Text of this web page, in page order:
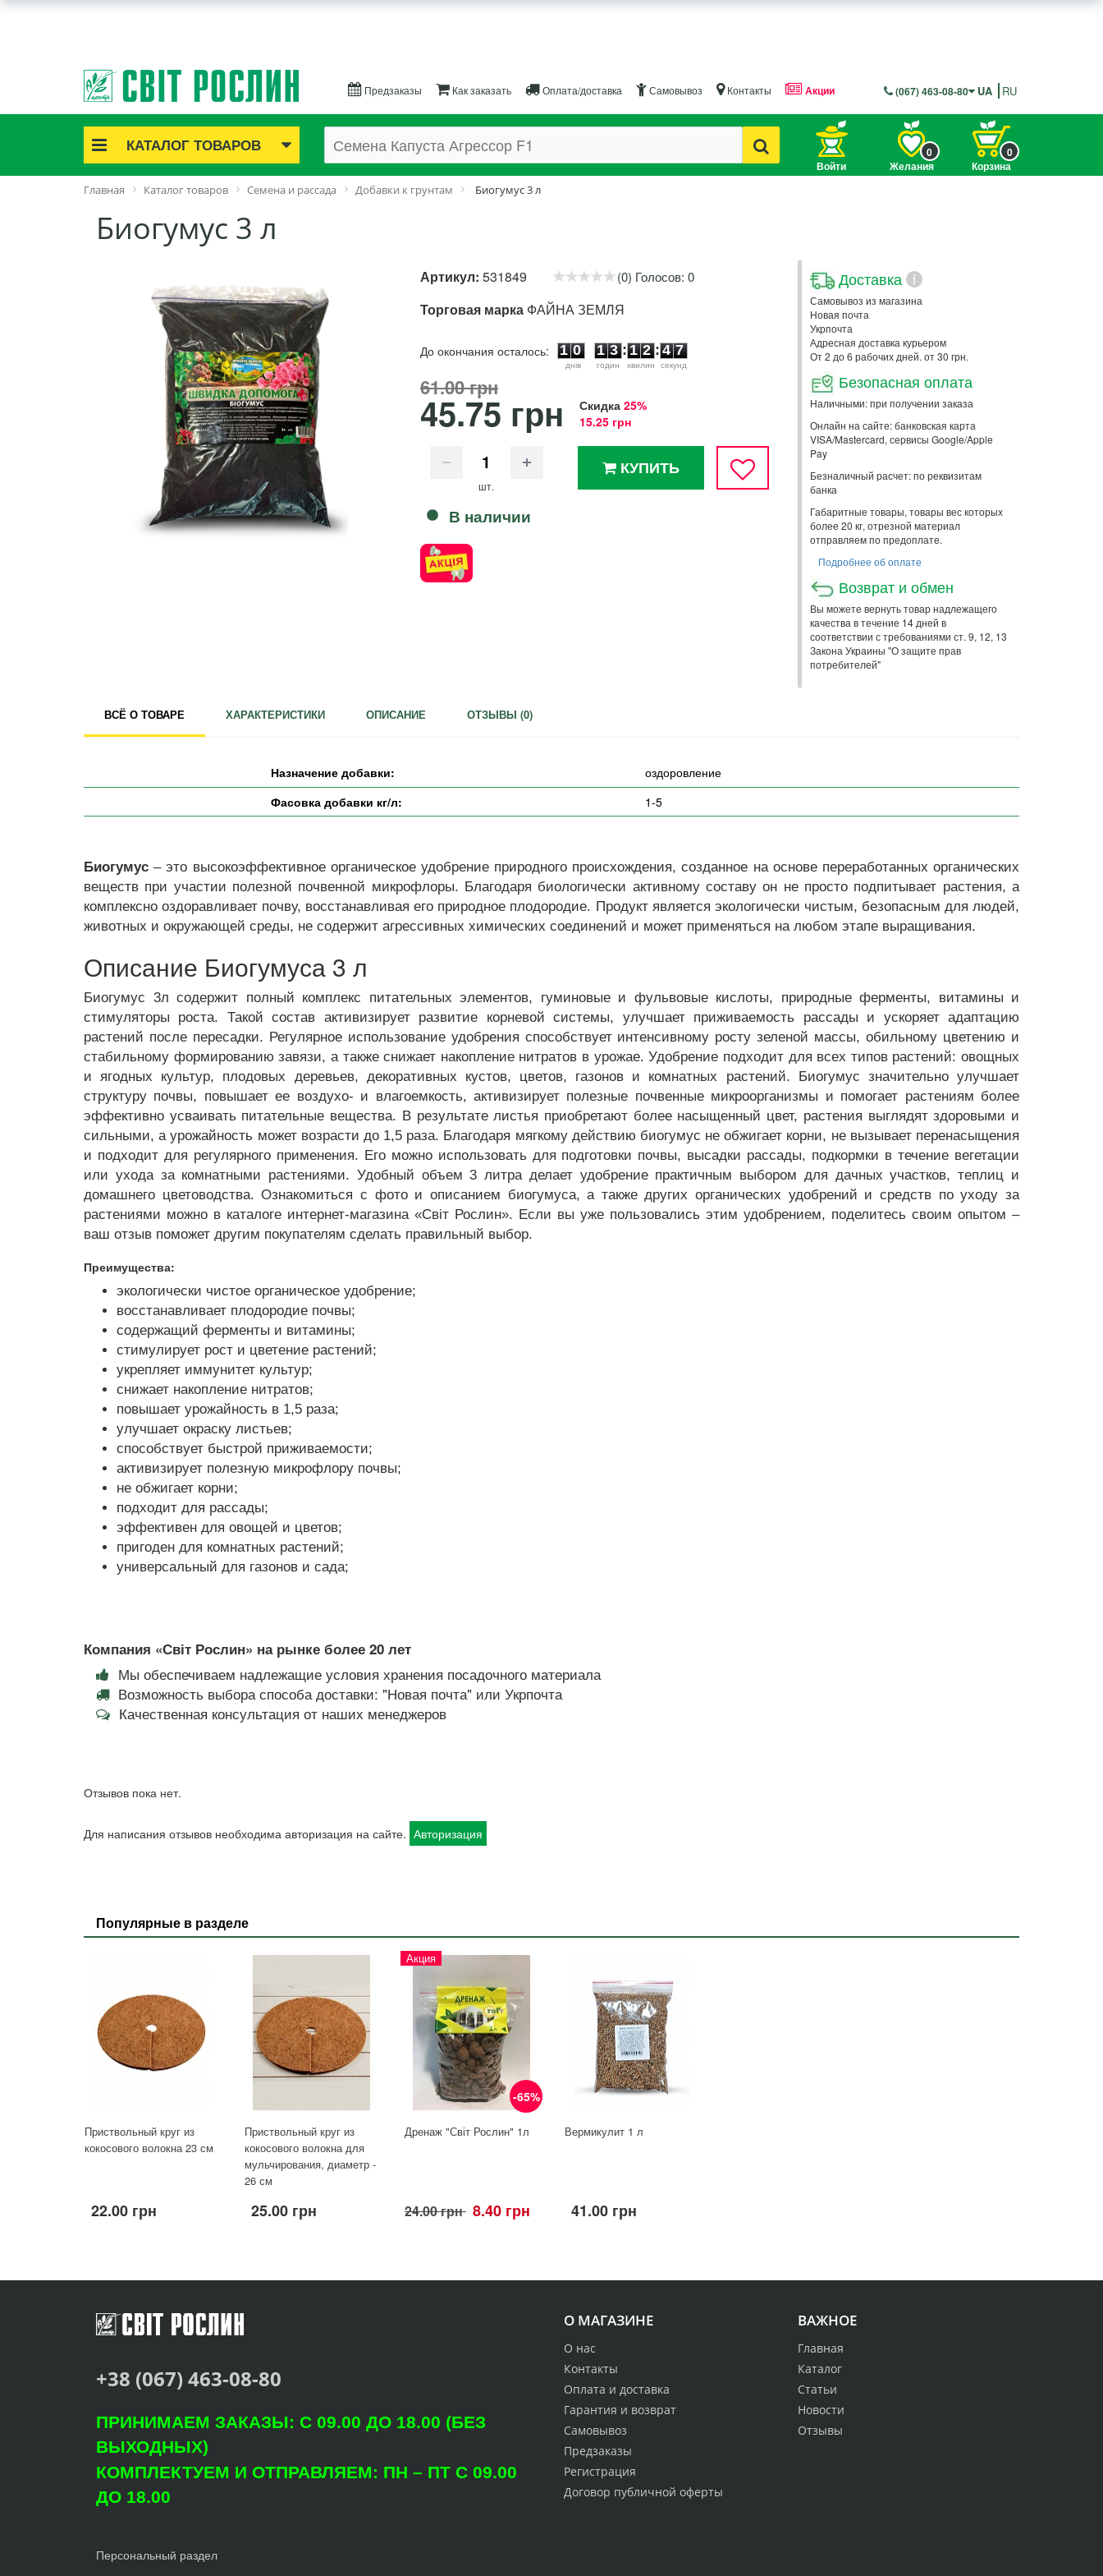
Предзаказы Как заказать Оплата/доставка Самовывоз Контакты Акции (067) 463-08-80 UA RU
КАТАЛОГ ТОВАРОВ
Акционные товары
Саженцы роз
Саженцы плодово-ягодные
Семенной картофель
Семена и рассада
Саженцы декоративные
Средства защиты растений
Для комнатных растений
Для ландшафтного дизайна
Инструменты и инвентарь
Виноделие
Пчеловодство
Садовые фигуры
Войти Желания
0
Корзина
0
Главная Каталог товаров Семена и рассада Добавки к грунтам Биогумус 3 л
Биогумус 3 л
Артикул: 531849 (0) Голосов: 0
Торговая марка ФАЙНА ЗЕМЛЯ
До окончания осталось:
1 0
днiв
1 3
годин
: 1 2
хвилин
: 4 7
секунд
61.00 грн
45.75 грн Скидка 25%
15.25 грн
шт.
КУПИТЬ
В наличии
Доставка i
Самовывоз из магазина
Новая почта
Укрпочта
Адресная доставка курьером
От 2 до 6 рабочих дней. от 30 грн.
Безопасная оплата
Наличными: при получении заказа
Онлайн на сайте: банковская карта
VISA/Mastercard, сервисы Google/Apple
Pay
Безналичный расчет: по реквизитам
банка
Габаритные товары, товары вес которых
более 20 кг, отрезной материал
отправляем по предоплате.
Подробнее об оплате
Возврат и обмен
Вы можете вернуть товар надлежащего
качества в течение 14 дней в
соответствии с требованиями ст. 9, 12, 13
Закона Украины "О защите прав
потребителей"
ВСЁ О ТОВАРЕ ХАРАКТЕРИСТИКИ ОПИСАНИЕ ОТЗЫВЫ (0)
Назначение добавки:
оздоровление
Фасовка добавки кг/л:
1-5
Биогумус – это высокоэффективное органическое удобрение природного происхождения, созданное на основе переработанных органических
веществ при участии полезной почвенной микрофлоры. Благодаря биологически активному составу он не просто подпитывает растения, а
комплексно оздоравливает почву, восстанавливая его природное плодородие. Продукт является экологически чистым, безопасным для людей,
животных и окружающей среды, не содержит агрессивных химических соединений и может применяться на любом этапе выращивания.
Описание Биогумуса 3 л
Биогумус 3л содержит полный комплекс питательных элементов, гуминовые и фульвовые кислоты, природные ферменты, витамины и
стимуляторы роста. Такой состав активизирует развитие корневой системы, улучшает приживаемость рассады и ускоряет адаптацию
растений после пересадки. Регулярное использование удобрения способствует интенсивному росту зеленой массы, обильному цветению и
стабильному формированию завязи, а также снижает накопление нитратов в урожае. Удобрение подходит для всех типов растений: овощных
и ягодных культур, плодовых деревьев, декоративных кустов, цветов, газонов и комнатных растений. Биогумус значительно улучшает
структуру почвы, повышает ее воздухо- и влагоемкость, активизирует полезные почвенные микроорганизмы и помогает растениям более
эффективно усваивать питательные вещества. В результате листья приобретают более насыщенный цвет, растения выглядят здоровыми и
сильными, а урожайность может возрасти до 1,5 раза. Благодаря мягкому действию биогумус не обжигает корни, не вызывает перенасыщения
и подходит для регулярного применения. Его можно использовать для подготовки почвы, высадки рассады, подкормки в течение вегетации
или ухода за комнатными растениями. Удобный объем 3 литра делает удобрение практичным выбором для дачных участков, теплиц и
домашнего цветоводства. Ознакомиться с фото и описанием биогумуса, а также других органических удобрений и средств по уходу за
растениями можно в каталоге интернет-магазина «Світ Рослин». Если вы уже пользовались этим удобрением, поделитесь своим опытом –
ваш отзыв поможет другим покупателям сделать правильный выбор.
Преимущества:
экологически чистое органическое удобрение;
восстанавливает плодородие почвы;
содержащий ферменты и витамины;
стимулирует рост и цветение растений;
укрепляет иммунитет культур;
снижает накопление нитратов;
повышает урожайность в 1,5 раза;
улучшает окраску листьев;
способствует быстрой приживаемости;
активизирует полезную микрофлору почвы;
не обжигает корни;
подходит для рассады;
эффективен для овощей и цветов;
пригоден для комнатных растений;
универсальный для газонов и сада;
Компания «Світ Рослин» на рынке более 20 лет
Мы обеспечиваем надлежащие условия хранения посадочного материала
Возможность выбора способа доставки: "Новая почта" или Укрпочта
Качественная консультация от наших менеджеров
Отзывов пока нет.
Для написания отзывов необходима авторизация на сайте. Авторизация
Популярные в разделе
Приствольный круг из
кокосового волокна 23 см
22.00 грн
Приствольный круг из
кокосового волокна для
мульчирования, диаметр -
26 см
25.00 грн
-65%
Акция
Дренаж "Світ Рослин" 1л
24.00 грн 8.40 грн
Вермикулит 1 л
41.00 грн
О МАГАЗИНЕ
О нас
Контакты
Оплата и доставка
Гарантия и возврат
Самовывоз
Предзаказы
Регистрация
Договор публичной оферты
ВАЖНОЕ
Главная
Каталог
Статьи
Новости
Отзывы
+38 (067) 463-08-80
ПРИНИМАЕМ ЗАКАЗЫ: С 09.00 ДО 18.00 (БЕЗ
ВЫХОДНЫХ)
КОМПЛЕКТУЕМ И ОТПРАВЛЯЕМ: ПН – ПТ С 09.00
ДО 18.00
Персональный раздел